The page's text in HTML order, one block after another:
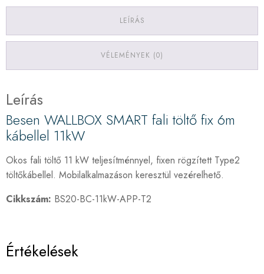
LEÍRÁS
VÉLEMÉNYEK (0)
Leírás
Besen WALLBOX SMART fali töltő fix 6m
kábellel 11kW
Okos fali töltő 11 kW teljesítménnyel, fixen rögzített Type2
töltőkábellel. Mobilalkalmazáson keresztül vezérelhető.
Cikkszám: BS20-BC-11kW-APP-T2
Értékelések